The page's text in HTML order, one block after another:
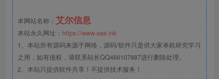
本网站名称： 艾尔信息
本站永久网址： https://www.aae.ink
1、本站所有源码来源于网络，源码/软件只是供大家单机研究学习
之用，如有侵权，请联系站长QQ466107887进行删除处理。
2、本站只提供软件共享！不提供技术服务！